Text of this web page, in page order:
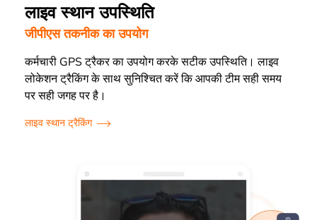
लाइव स्थान उपस्थिति
जीपीएस तकनीक का उपयोग
कर्मचारी GPS ट्रैकर का उपयोग करके सटीक उपस्थिति। लाइव
लोकेशन ट्रैकिंग के साथ सुनिश्चित करें कि आपकी टीम सही समय
पर सही जगह पर है।
लाइव स्थान ट्रैकिंग